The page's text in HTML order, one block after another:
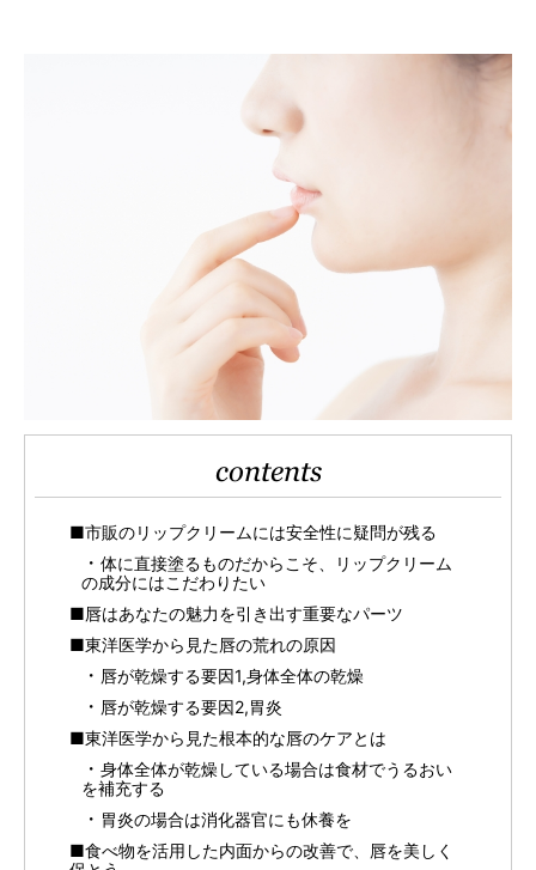
contents
■市販のリップクリームには安全性に疑問が残る
体に直接塗るものだからこそ、リップクリーム
の成分にはこだわりたい
■唇はあなたの魅力を引き出す重要なパーツ
■東洋医学から見た唇の荒れの原因
唇が乾燥する要因1,身体全体の乾燥
唇が乾燥する要因2,胃炎
■東洋医学から見た根本的な唇のケアとは
身体全体が乾燥している場合は食材でうるおい
を補充する
胃炎の場合は消化器官にも休養を
■食べ物を活用した内面からの改善で、唇を美しく